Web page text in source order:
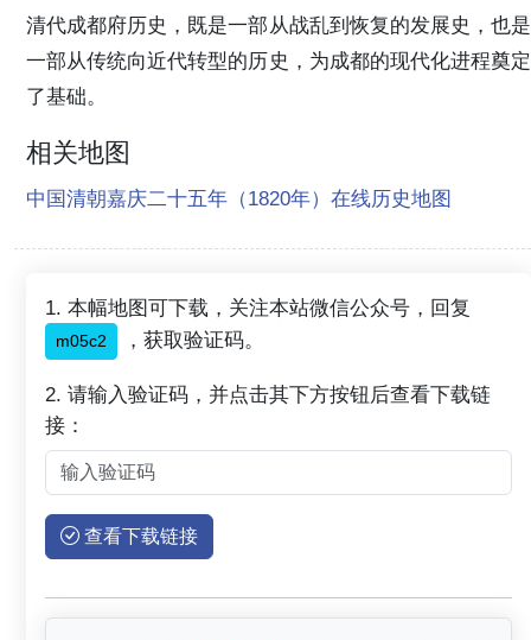
清代成都府历史，既是一部从战乱到恢复的发展史，也是
一部从传统向近代转型的历史，为成都的现代化进程奠定
了基础。
相关地图
中国清朝嘉庆二十五年（1820年）在线历史地图
1. 本幅地图可下载，关注本站微信公众号，回复
m05c2 ，获取验证码。
2. 请输入验证码，并点击其下方按钮后查看下载链
接：
查看下载链接